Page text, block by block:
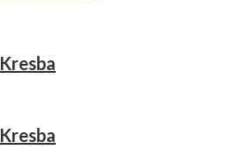
Kresba
Kresba